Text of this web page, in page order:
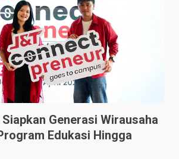
Generasi Wirausaha
Edukasi Hingga